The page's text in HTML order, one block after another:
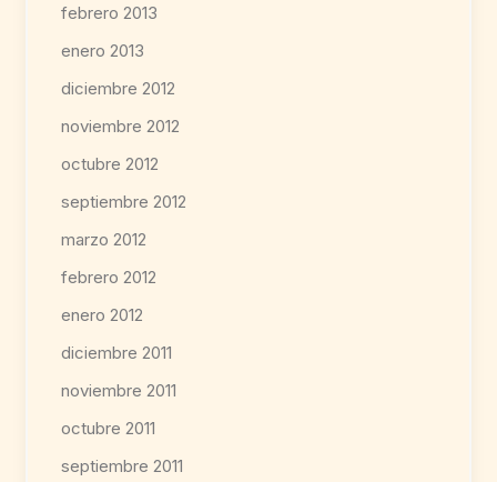
febrero 2013
enero 2013
diciembre 2012
noviembre 2012
octubre 2012
septiembre 2012
marzo 2012
febrero 2012
enero 2012
diciembre 2011
noviembre 2011
octubre 2011
septiembre 2011